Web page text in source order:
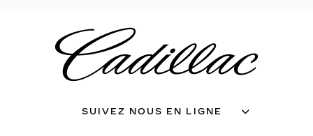
SUIVEZ NOUS EN LIGNE